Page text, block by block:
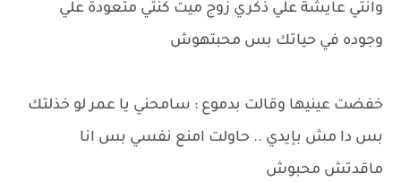
وانتي عايشة علي ذكري زوج ميت كنتي متعودة علي
وجوده في حياتك بس محبتهوش
خفضت عينيها وقالت بدموع : سامحني يا عمر لو خذلتك
بس دا مش بإيدي .. حاولت امنع نفسي بس انا
ماقدتش محبوش